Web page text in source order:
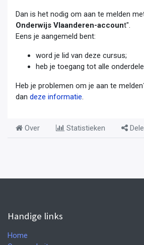
Dan is het nodig om aan te melden
Onderwijs Vlaanderen-account".
Eens je aangemeld bent:
word je lid van deze cursus;
heb je toegang tot alle
Heb je problemen om je aan te
dan deze informatie
Over Statistieken
Handige links
Home